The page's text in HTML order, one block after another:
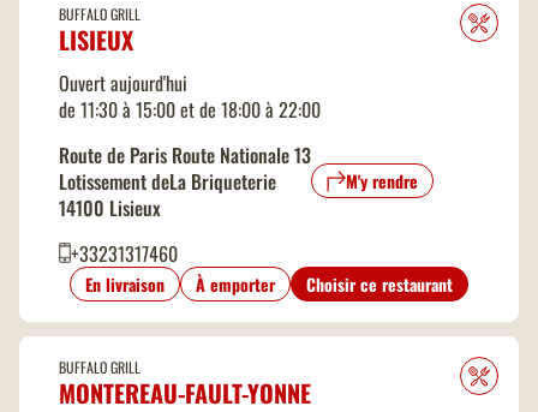
Climatisation
Retrait drive piéton
Jeux en intérieur
Ouverture 7 jours sur 7
Paiement par American Express
Paiement par Carte Bleue
BUFFALO GRILL
LISIEUX
Ouvert aujourd'hui
de 11:30 à 15:00 et de 18:00 à 22:00
Route de Paris Route Nationale 13
Lotissement deLa Briqueterie
14100 Lisieux
M'y rendre
+33231317460
En livraison À emporter Choisir ce restaurant
BUFFALO GRILL
MONTEREAU-FAULT-YONNE